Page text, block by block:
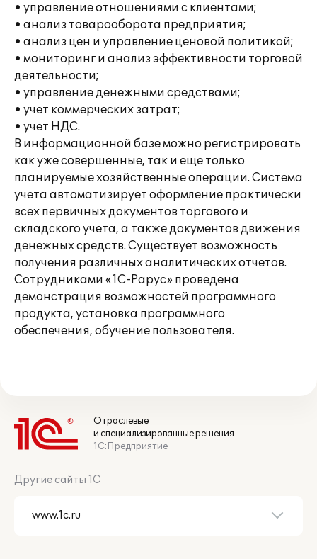
• управление отношениями с клиентами;
• анализ товарооборота предприятия;
• анализ цен и управление ценовой политикой;
• мониторинг и анализ эффективности торговой
деятельности;
• управление денежными средствами;
• учет коммерческих затрат;
• учет НДС.
В информационной базе можно регистрировать
как уже совершенные, так и еще только
планируемые хозяйственные операции. Система
учета автоматизирует оформление практически
всех первичных документов торгового и
складского учета, а также документов движения
денежных средств. Существует возможность
получения различных аналитических отчетов.
Сотрудниками «1С-Рарус» проведена
демонстрация возможностей программного
продукта, установка программного
обеспечения, обучение пользователя.
Отраслевые
и специализированные решения
1С:Предприятие
Другие сайты 1С